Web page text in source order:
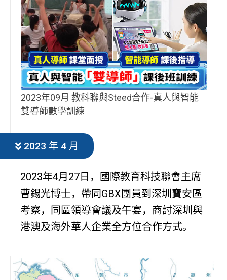
2023年09月 教科聯與Steed合作-真人與智能
雙導師數學訓練
2023 年 4 月
2023年4月27日，國際教育科技聯會主席
曹錫光博士，帶同GBX團員到深圳寶安區
考察，同區領導會議及午宴，商討深圳與
港澳及海外華人企業全方位合作方式。